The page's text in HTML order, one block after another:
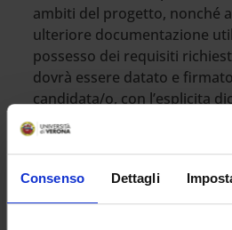
Consenso Dettagli
ambiti del progetto, nonché
ulteriore documentazione
possesso dei requisiti
dovrà essere datato e
candidata/o, con l’esplicita
tutto quanto in esso
La mail dovrà avere